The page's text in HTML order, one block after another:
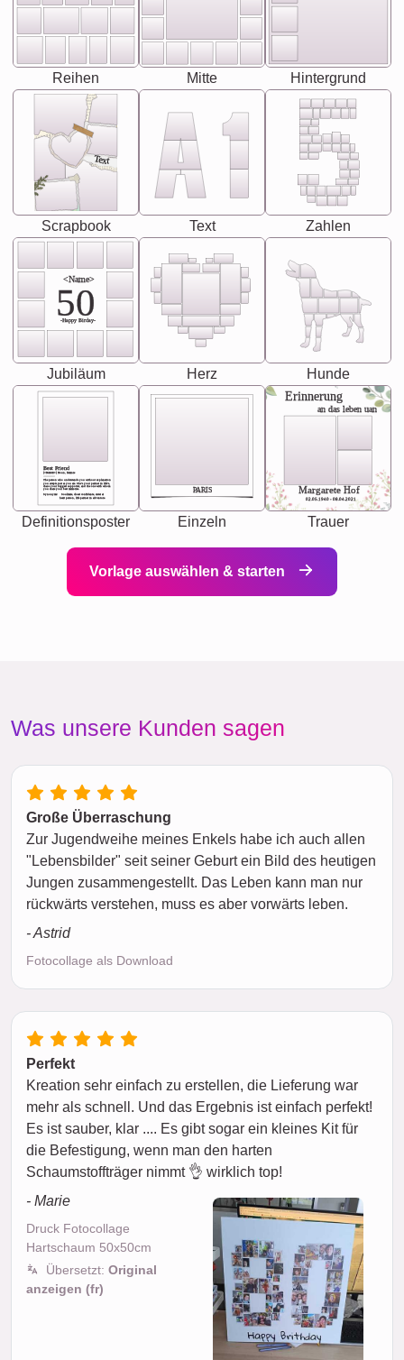
Reihen Mitte Hintergrund
Text
Scrapbook Text Zahlen
<Name>
50
-Happy Birday-
Jubiläum Herz Hunde
Best Friend
[<NAME>] Noun, feminie
Synonyms: Soulmate, closet confidante, sister at
heart person, life partner in adventure.
The person who understands you without explanation
you accepts just as you are. She's your partner in life's,
chaos your biggest supporter, and the one with whom
you share your best memories.
Definitionsposter
PARIS
Einzeln
Erinnerung
an das leben uan
Margarete Hof
02.05.1940 - 08.04.2021
Trauer
Vorlage auswählen & starten
Was unsere Kunden sagen
Große Überraschung
Zur Jugendweihe meines Enkels habe ich auch allen
"Lebensbilder" seit seiner Geburt ein Bild des heutigen
Jungen zusammengestellt. Das Leben kann man nur
rückwärts verstehen, muss es aber vorwärts leben.
- Astrid
Fotocollage als Download
Perfekt
Kreation sehr einfach zu erstellen, die Lieferung war
mehr als schnell. Und das Ergebnis ist einfach perfekt!
Es ist sauber, klar .... Es gibt sogar ein kleines Kit für
die Befestigung, wenn man den harten
Schaumstoffträger nimmt 👌 wirklich top!
- Marie
Druck Fotocollage
Hartschaum 50x50cm
Übersetzt: Original
anzeigen (fr)